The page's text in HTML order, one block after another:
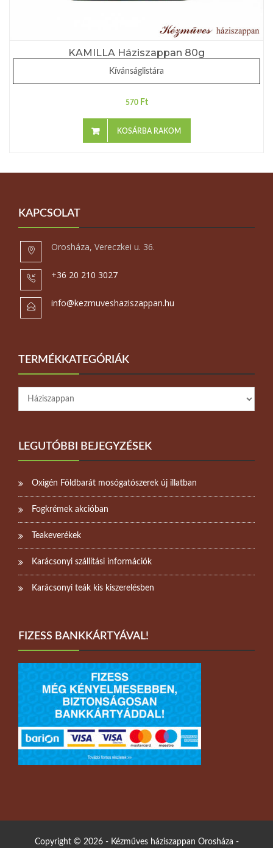
KAMILLA Háziszappan 80g
Kívánságlistára
570 Ft
KOSÁRBA RAKOM
KAPCSOLAT
Orosháza, Vereczkei u. 36.
+36 20 210 3027
info@kezmuveshaziszappan.hu
TERMÉKKATEGÓRIÁK
LEGUTÓBBI BEJEGYZÉSEK
Oxigén Földbarát mosógatószerek új illatban
Fogkrémek akcióban
Teakeverékek
Karácsonyi szállítási információk
Karácsonyi teák kis kiszerelésben
FIZESS BANKKÁRTYÁVAL!
Copyright © 2026 - Kézműves háziszappan Orosháza -